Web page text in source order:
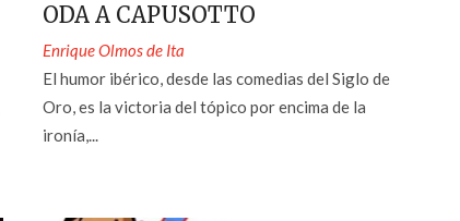
ODA A CAPUSOTTO
Enrique Olmos de Ita
El humor ibérico, desde las comedias del Siglo de
Oro, es la victoria del tópico por encima de la
ironía,...